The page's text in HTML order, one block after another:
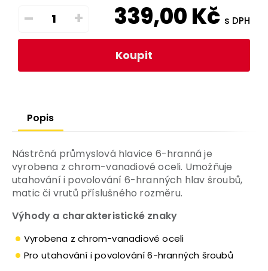
– + 339,00Kč s DPH
Koupit
Popis
Nástrčná průmyslová hlavice 6-hranná je
vyrobena z chrom-vanadiové oceli. Umožňuje
utahování i povolování 6-hranných hlav šroubů,
matic či vrutů příslušného rozměru.
Výhody a charakteristické znaky
Vyrobena z chrom-vanadiové oceli
Pro utahování i povolování 6-hranných šroubů